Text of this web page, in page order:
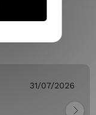
31/07/2026